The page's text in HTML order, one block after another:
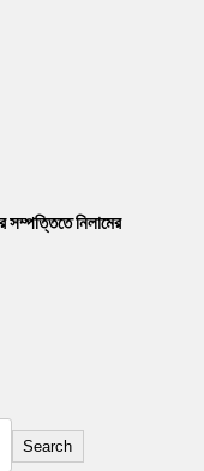
সম্পত্তিতে নিলামের
Search